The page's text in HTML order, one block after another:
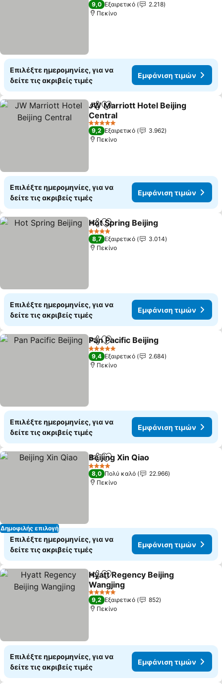
9,0 Εξαιρετικό
2.218
Πεκίνο
Επιλέξτε ημερομηνίες, για να
δείτε τις ακριβείς τιμές
Εμφάνιση τιμών
Κοινοποίηση
Προσθήκη στα αγαπημένα
JW Marriott Hotel Beijing
Central
5 Αστέρια
9,2 Εξαιρετικό
3.962
Πεκίνο
Επιλέξτε ημερομηνίες, για να
δείτε τις ακριβείς τιμές
Εμφάνιση τιμών
Κοινοποίηση
Προσθήκη στα αγαπημένα
Hot Spring Beijing
4 Αστέρια
8,7 Εξαιρετικό
3.014
Πεκίνο
Επιλέξτε ημερομηνίες, για να
δείτε τις ακριβείς τιμές
Εμφάνιση τιμών
Κοινοποίηση
Προσθήκη στα αγαπημένα
Pan Pacific Beijing
5 Αστέρια
9,4 Εξαιρετικό
2.684
Πεκίνο
Επιλέξτε ημερομηνίες, για να
δείτε τις ακριβείς τιμές
Εμφάνιση τιμών
Δημοφιλής επιλογή
Κοινοποίηση
Προσθήκη στα αγαπημένα
Beijing Xin Qiao
4 Αστέρια
8,0 Πολύ καλό
22.966
Πεκίνο
Επιλέξτε ημερομηνίες, για να
δείτε τις ακριβείς τιμές
Εμφάνιση τιμών
Κοινοποίηση
Προσθήκη στα αγαπημένα
Hyatt Regency Beijing
Wangjing
5 Αστέρια
9,2 Εξαιρετικό
852
Πεκίνο
Επιλέξτε ημερομηνίες, για να
δείτε τις ακριβείς τιμές
Εμφάνιση τιμών